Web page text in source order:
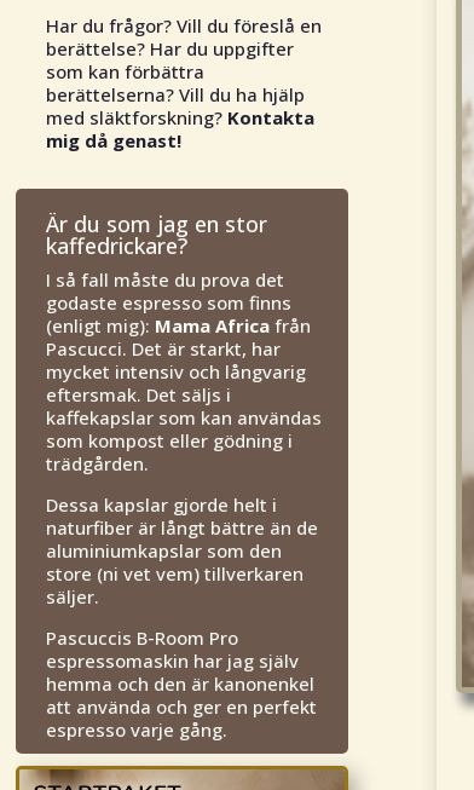
Har du frågor? Vill du föreslå en
berättelse? Har du uppgifter
som kan förbättra
berättelserna? Vill du ha hjälp
med släktforskning? Kontakta
mig då genast!
Är du som jag en stor
kaffedrickare?
I så fall måste du prova det
godaste espresso som finns
(enligt mig): Mama Africa från
Pascucci. Det är starkt, har
mycket intensiv och långvarig
eftersmak. Det säljs i
kaffekapslar som kan användas
som kompost eller gödning i
trädgården.
Dessa kapslar gjorde helt i
naturfiber är långt bättre än de
aluminiumkapslar som den
store (ni vet vem) tillverkaren
säljer.
Pascuccis B-Room Pro
espressomaskin har jag själv
hemma och den är kanonenkel
att använda och ger en perfekt
espresso varje gång.